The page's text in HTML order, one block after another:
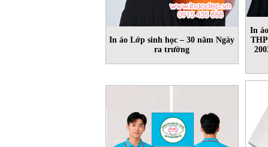
In áo Lớp sinh học – 30 năm Ngày
ra trường
In